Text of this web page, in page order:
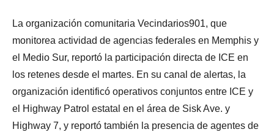
La organización comunitaria Vecindarios901, que
monitorea actividad de agencias federales en Memphis y
el Medio Sur, reportó la participación directa de ICE en
los retenes desde el martes. En su canal de alertas, la
organización identificó operativos conjuntos entre ICE y
el Highway Patrol estatal en el área de Sisk Ave. y
Highway 7, y reportó también la presencia de agentes de